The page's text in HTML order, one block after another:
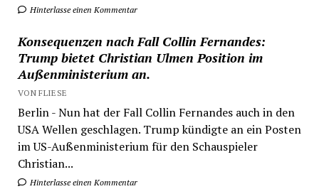
Hinterlasse einen Kommentar
Konsequenzen nach Fall Collin Fernandes:
Trump bietet Christian Ulmen Position im
Außenministerium an.
VON FLIESE
Berlin - Nun hat der Fall Collin Fernandes auch in den
USA Wellen geschlagen. Trump kündigte an ein Posten
im US-Außenministerium für den Schauspieler
Christian...
Hinterlasse einen Kommentar